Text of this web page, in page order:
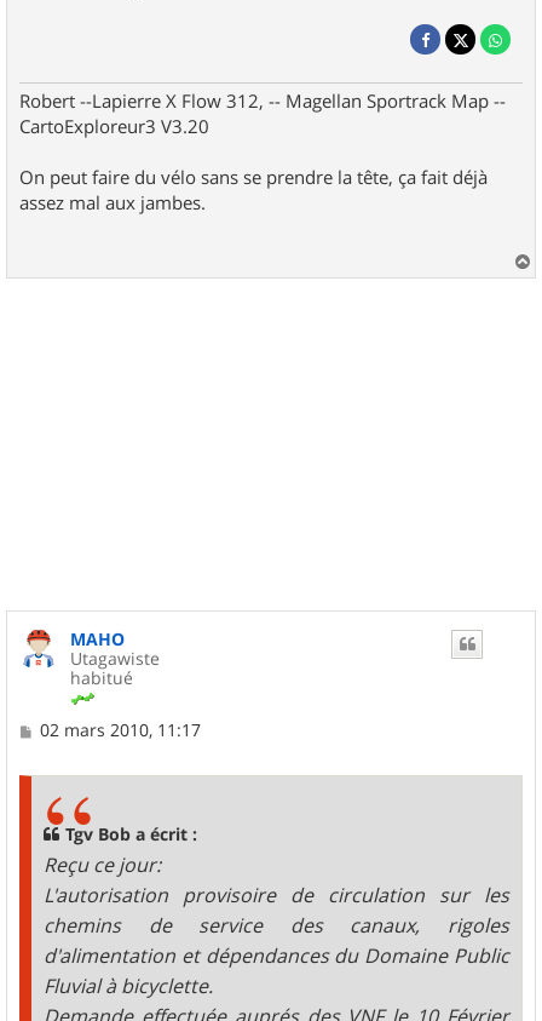
Robert --Lapierre X Flow 312, -- Magellan Sportrack Map --
CartoExploreur3 V3.20
On peut faire du vélo sans se prendre la tête, ça fait déjà
assez mal aux jambes.
a
MAHO
Utagawiste
habitué
M
02 mars 2010, 11:17
Tgv Bob a écrit :
Reçu ce jour:
L'autorisation provisoire de circulation sur les
chemins de service des canaux, rigoles
d'alimentation et dépendances du Domaine Public
Fluvial à bicyclette.